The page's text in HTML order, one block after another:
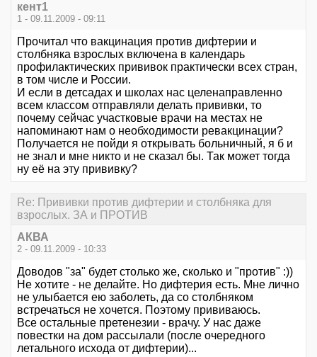
кент1
1 - 09.11.2009 - 09:11
Прочитал что вакцинация против дифтерии и
столбняка взрослых включена в календарь
профилактических прививок практически всех стран,
в том числе и России.
И если в детсадах и школах нас целенаправленно
всем классом отправляли делать прививки, то
почему сейчас участковые врачи на местах не
напоминают нам о необходимости ревакцинации?
Получается не пойди я открывать больничный, я б и
не знал и мне никто и не сказал бы. Так может тогда
ну её на эту прививку?
Re: Прививки против дифтерии и столбняка для
взрослых. ЗА и ПРОТИВ
АКВА
2 - 09.11.2009 - 10:33
Доводов "за" будет столько же, сколько и "против" :))
Не хотите - не делайте. Но дифтерия есть. Мне лично
не улыбается ею заболеть, да со столбняком
встречаться не хочется. Поэтому прививаюсь.
Все остальные претенезии - врачу. У нас даже
повестки на дом рассылали (после очередного
летального исхода от дифтерии)...